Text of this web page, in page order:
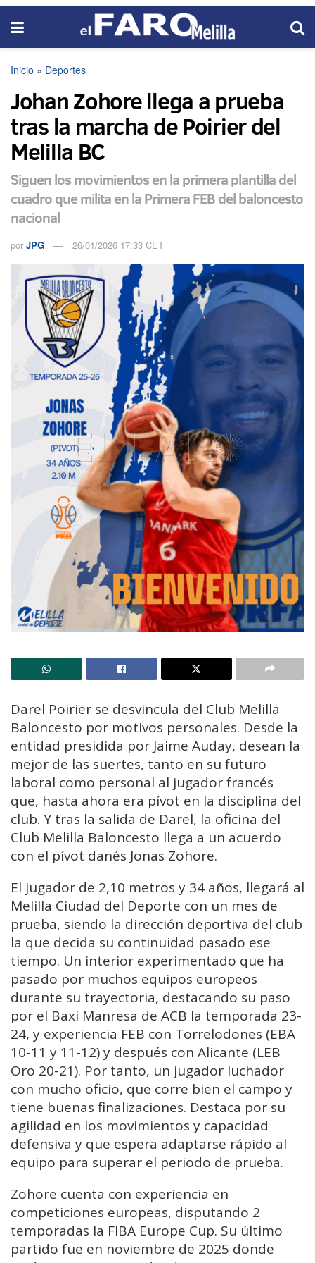
Inicio » Deportes
Johan Zohore llega a prueba
tras la marcha de Poirier del
Melilla BC
Siguen los movimientos en la primera plantilla del
cuadro que milita en la Primera FEB del baloncesto
nacional
por JPG 26/01/2026 17:33 CET
Darel Poirier se desvincula del Club Melilla
Baloncesto por motivos personales. Desde la
entidad presidida por Jaime Auday, desean la
mejor de las suertes, tanto en su futuro
laboral como personal al jugador francés
que, hasta ahora era pívot en la disciplina del
club. Y tras la salida de Darel, la oficina del
Club Melilla Baloncesto llega a un acuerdo
con el pívot danés Jonas Zohore.
El jugador de 2,10 metros y 34 años, llegará al
Melilla Ciudad del Deporte con un mes de
prueba, siendo la dirección deportiva del club
la que decida su continuidad pasado ese
tiempo. Un interior experimentado que ha
pasado por muchos equipos europeos
durante su trayectoria, destacando su paso
por el Baxi Manresa de ACB la temporada 23-
24, y experiencia FEB con Torrelodones (EBA
10-11 y 11-12) y después con Alicante (LEB
Oro 20-21). Por tanto, un jugador luchador
con mucho oficio, que corre bien el campo y
tiene buenas finalizaciones. Destaca por su
agilidad en los movimientos y capacidad
defensiva y que espera adaptarse rápido al
equipo para superar el periodo de prueba.
Zohore cuenta con experiencia en
competiciones europeas, disputando 2
temporadas la FIBA Europe Cup. Su último
partido fue en noviembre de 2025 donde